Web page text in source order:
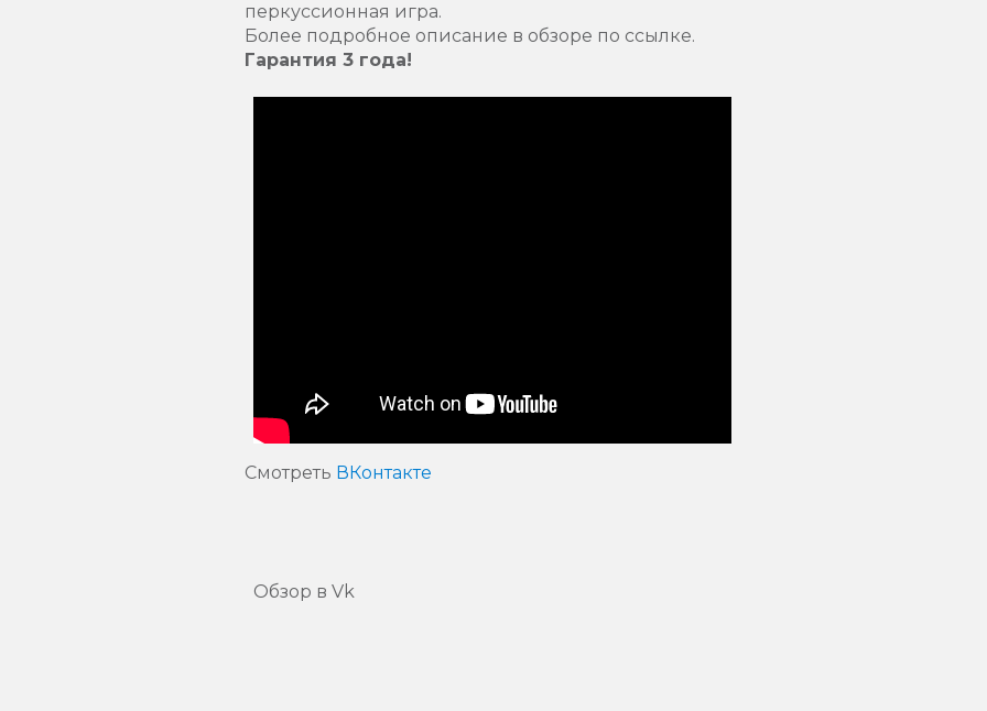
перкуссионная игра.
Более подробное описание в обзоре по ссылке.
Гарантия 3 года!
Смотреть ВКонтакте
Обзор в Vk